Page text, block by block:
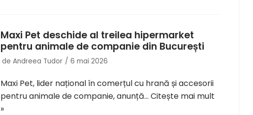
Maxi Pet deschide al treilea hipermarket
pentru animale de companie din București
de Andreea Tudor 6 mai 2026
Maxi Pet, lider național în comerțul cu hrană și accesorii
pentru animale de companie, anunță… Citește mai mult
»